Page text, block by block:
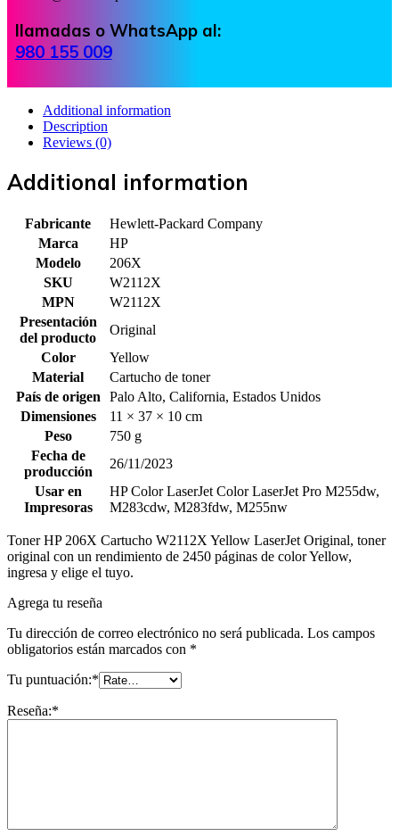
llamadas o WhatsApp al:
980 155 009
Additional information
Description
Reviews (0)
Additional information
Fabricante
Hewlett-Packard Company
Marca
HP
Modelo
206X
SKU
W2112X
MPN
W2112X
Presentación
del producto
Original
Color
Yellow
Material
Cartucho de toner
País de origen
Palo Alto, California, Estados Unidos
Dimensiones
11 × 37 × 10 cm
Peso
750 g
Fecha de
producción
26/11/2023
Usar en
Impresoras
HP Color LaserJet Color LaserJet Pro M255dw,
M283cdw, M283fdw, M255nw
Toner HP 206X Cartucho W2112X Yellow LaserJet Original, toner
original con un rendimiento de 2450 páginas de color Yellow,
ingresa y elige el tuyo.
Agrega tu reseña
Tu dirección de correo electrónico no será publicada. Los campos
obligatorios están marcados con *
Tu puntuación:*
Reseña:*